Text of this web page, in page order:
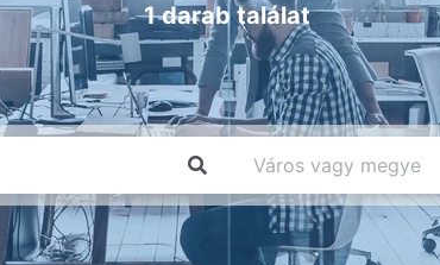
1 darab találat